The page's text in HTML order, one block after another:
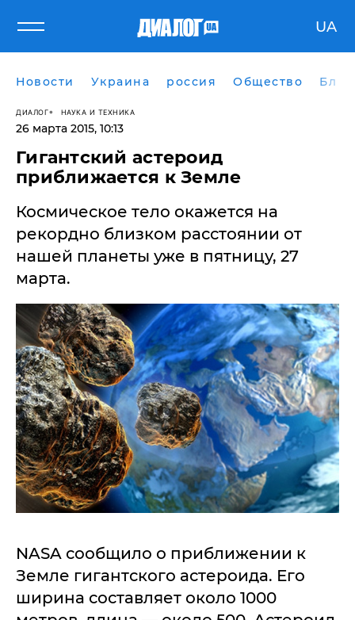
UA
Новости Украина россия Общество
ДИАЛОГ НАУКА И ТЕХНИКА
26 марта 2015, 10:13
Гигантский астероид
приближается к Земле
Космическое тело окажется на
рекордно близком расстоянии от
нашей планеты уже в пятницу, 27
марта.
NASA сообщило о приближении к
Земле гигантского астероида. Его
ширина составляет около 1000